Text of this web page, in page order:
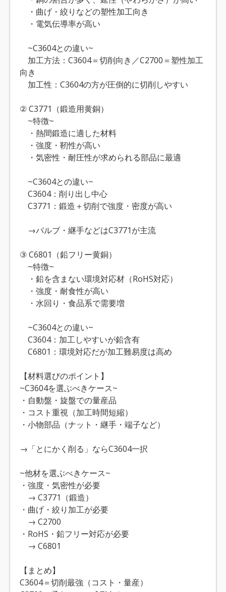
・曲げ・絞りなどの塑性加工向き
・電気伝導率が高い
~C3604との違い~
加工方法：C3604＝切削向き／C2700＝塑性加工
向き
加工性：C3604の方が圧倒的に切削しやすい
② C3771（鍛造用黄銅）
~特徴~
・熱間鍛造に適した材料
・強度・靭性が高い
・気密性・耐圧性が求められる部品に最適
~C3604との違い~
C3604：削り出し中心
C3771：鍛造＋切削で強度・密度が高い
→バルブ・継手などはC3771が主流
③ C6801（鉛フリー黄銅）
~特徴~
・鉛を含まない環境対応材（RoHS対応）
・強度・耐食性が高い
・水回り・食品系で需要増
~C3604との違い~
C3604：加工しやすいが鉛含有
C6801：環境対応だが加工難易度は高め
【材料選びのポイント】
~C3604を選ぶべきケース~
・自動盤・旋盤での量産品
・コスト重視（加工時間短縮）
・小物部品（ナット・継手・端子など）
→「とにかく削る」ならC3604一択
~他材を選ぶべきケース~
・強度・気密性が必要
→ C3771（鍛造）
・曲げ・絞り加工が必要
→ C2700
・RoHS・鉛フリー対応が必要
→ C6801
【まとめ】
C3604＝切削最強（コスト・量産）